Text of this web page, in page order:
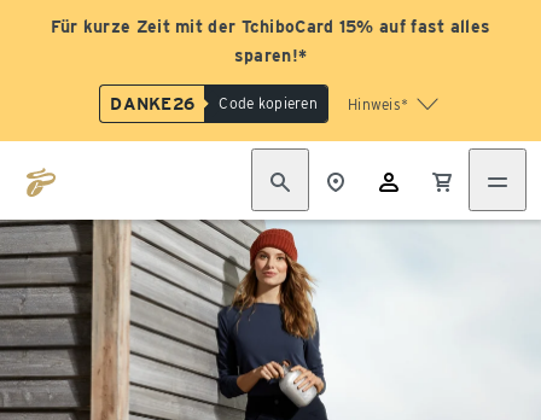
Für kurze Zeit mit der TchiboCard 15% auf fast alles
sparen!*
DANKE26 Code kopieren Hinweis*